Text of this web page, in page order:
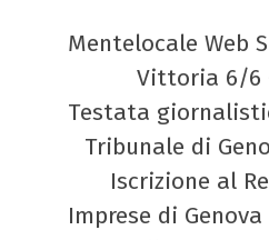
Mentelocale Web
Vittoria 6/6
Testata
Tribunale di
Iscrizione al
Imprese di Genova